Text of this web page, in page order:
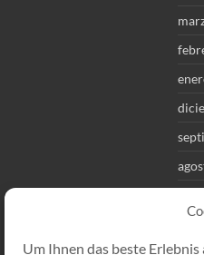
Um Ihnen das beste